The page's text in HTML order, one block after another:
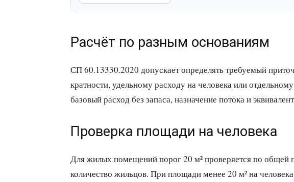
Расчёт по разным основаниям
СП 60.13330.2020 допускает определять требуемый
кратности, удельному расходу на человека или
базовый расход без запаса, назначение потока и
Проверка площади на человека
Для жилых помещений порог 20 м² проверяется по общей
количество жильцов. При площади менее 20 м² на